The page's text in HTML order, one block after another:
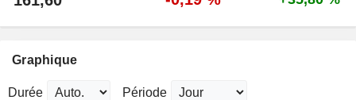
Graphique
Durée Période